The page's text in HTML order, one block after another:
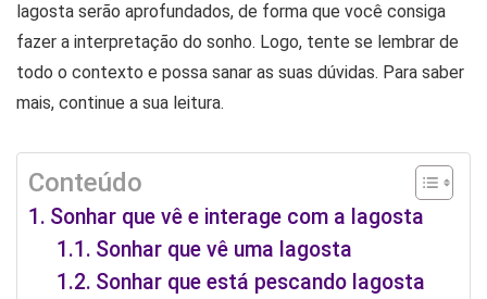
lagosta serão aprofundados, de forma que você consiga
fazer a interpretação do sonho. Logo, tente se lembrar de
todo o contexto e possa sanar as suas dúvidas. Para saber
mais, continue a sua leitura.
Conteúdo
Sonhar que vê e interage com a lagosta
Sonhar que vê uma lagosta
Sonhar que está pescando lagosta